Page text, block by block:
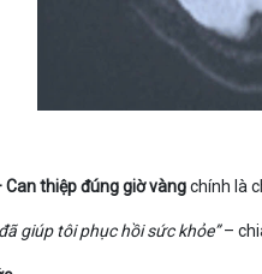
thiệp đúng giờ vàngchính là
giúp tôi phục hồi sức khỏe”–